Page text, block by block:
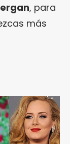
, para
más